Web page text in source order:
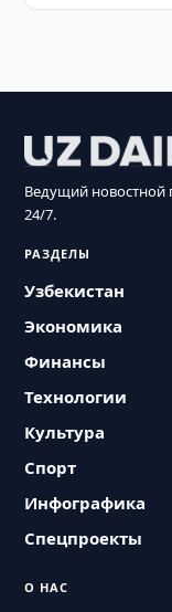
Ведущий новостной
24/7.
РАЗДЕЛЫ
Узбекистан
Экономика
Финансы
Технологии
Культура
Спорт
Инфографика
Спецпроекты
О НАС